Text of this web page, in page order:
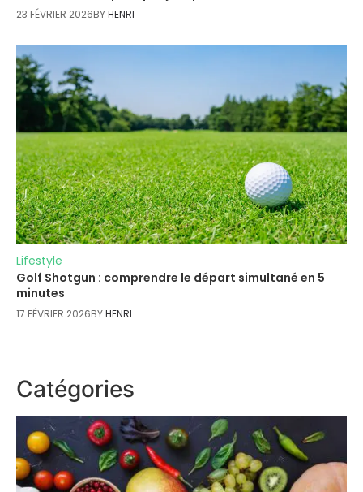
23 FÉVRIER 2026BYHENRI
Lifestyle
Golf Shotgun : comprendre le départ simultané en 5
minutes
17 FÉVRIER 2026BYHENRI
Catégories